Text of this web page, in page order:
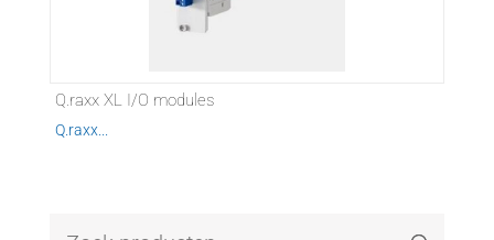
Q.raxx XL I/O modules
Q.raxx...